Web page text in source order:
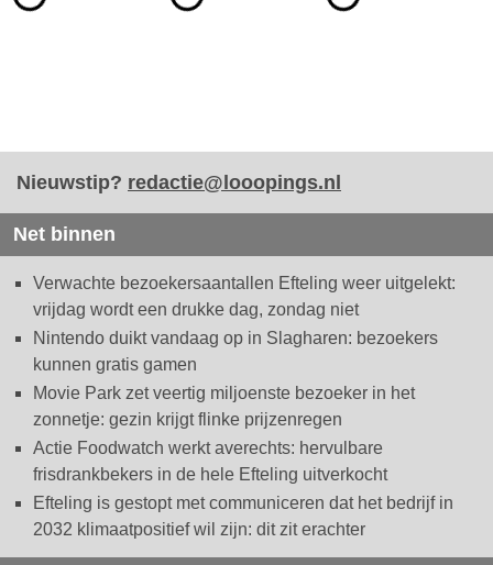
Nieuwstip? redactie@looopings.nl
Net binnen
Verwachte bezoekersaantallen Efteling weer uitgelekt:
vrijdag wordt een drukke dag, zondag niet
Nintendo duikt vandaag op in Slagharen: bezoekers
kunnen gratis gamen
Movie Park zet veertig miljoenste bezoeker in het
zonnetje: gezin krijgt flinke prijzenregen
Actie Foodwatch werkt averechts: hervulbare
frisdrankbekers in de hele Efteling uitverkocht
Efteling is gestopt met communiceren dat het bedrijf in
2032 klimaatpositief wil zijn: dit zit erachter